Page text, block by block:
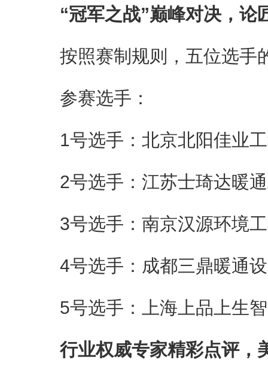
“冠军之战”巅峰对决，论
按照赛制规则，五位选手
参赛选手：
1号选手：北京北阳佳业工
2号选手：江苏士琦达暖通
3号选手：南京汉源环境工
4号选手：成都三鼎暖通设
5号选手：上海上品上生智
行业权威专家精彩点评，